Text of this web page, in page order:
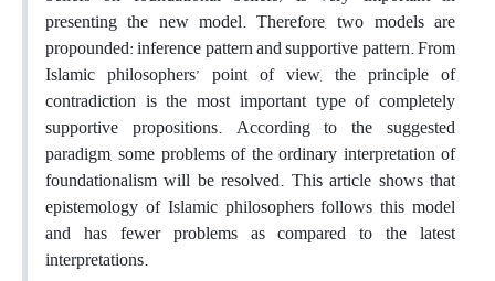
presenting the new model. Therefore, two models are
propounded: inference pattern and supportive pattern. From
Islamic philosophers’ point of view, the principle of
contradiction is the most important type of completely
supportive propositions. According to the suggested
paradigm, some problems of the ordinary interpretation of
foundationalism will be resolved. This article shows that
epistemology of Islamic philosophers follows this model
and has fewer problems as compared to the latest
interpretations.